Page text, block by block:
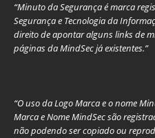
“Minuto da Segurança é marca
Segurança e Tecnologia da
direito de apontar alguns links de
páginas da MindSec já existentes.”
“O uso da Logo Marca e o nome
Marca e Nome MindSec são
não podendo ser copiado ou